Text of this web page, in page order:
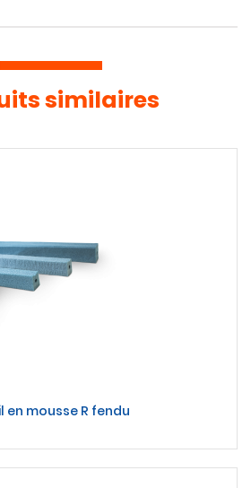
similaires
en mousse R fendu